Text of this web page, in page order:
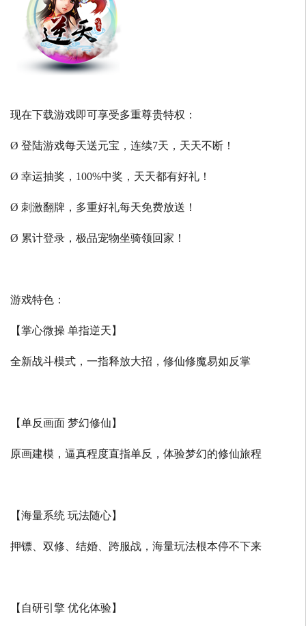
现在下载游戏即可享受多重尊贵特权：
Ø 登陆游戏每天送元宝，连续7天，天天不断！
Ø 幸运抽奖，100%中奖，天天都有好礼！
Ø 刺激翻牌，多重好礼每天免费放送！
Ø 累计登录，极品宠物坐骑领回家！
游戏特色：
【掌心微操 单指逆天】
全新战斗模式，一指释放大招，修仙修魔易如反掌
【单反画面 梦幻修仙】
原画建模，逼真程度直指单反，体验梦幻的修仙旅程
【海量系统 玩法随心】
押镖、双修、结婚、跨服战，海量玩法根本停不下来
【自研引擎 优化体验】